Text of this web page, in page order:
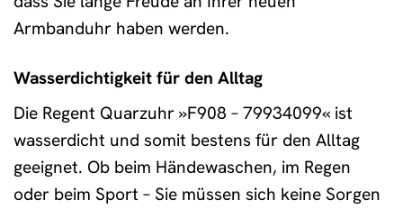
Armbanduhr haben werden.
Wasserdichtigkeit für den Alltag
Die Regent Quarzuhr »F908 – 79934099« ist
wasserdicht und somit bestens für den Alltag
geeignet. Ob beim Händewaschen, im Regen
oder beim Sport – Sie müssen sich keine Sorgen